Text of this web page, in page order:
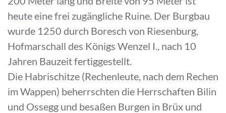
heute eine frei zugängliche Ruine. Der Burgbau
wurde 1250 durch Boresch von Riesenburg,
Hofmarschall des Königs Wenzel I., nach 10
Jahren Bauzeit fertiggestellt.
Die Habrischitze (Rechenleute, nach dem Rechen
im Wappen) beherrschten die Herrschaften Bilin
und Ossegg und besaßen Burgen in Brüx und